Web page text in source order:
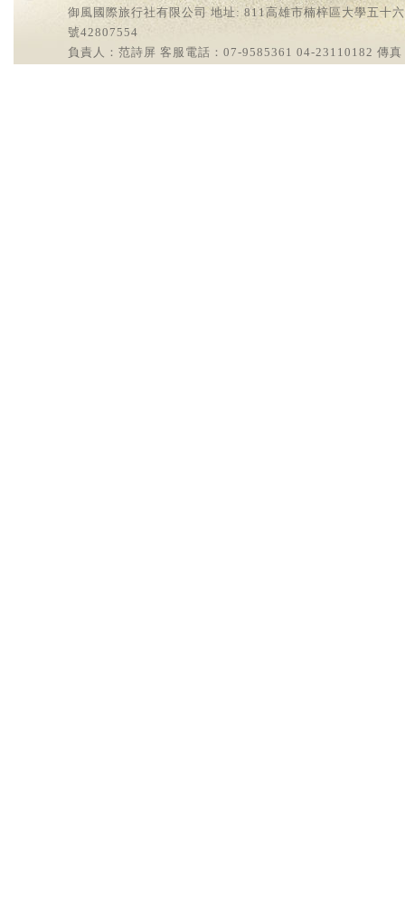
御風國際旅行社有限公司 地址: 811高雄市楠梓區大學五十
號42807554
負責人：范詩屏 客服電話：07-9585361 04-23110182 傳